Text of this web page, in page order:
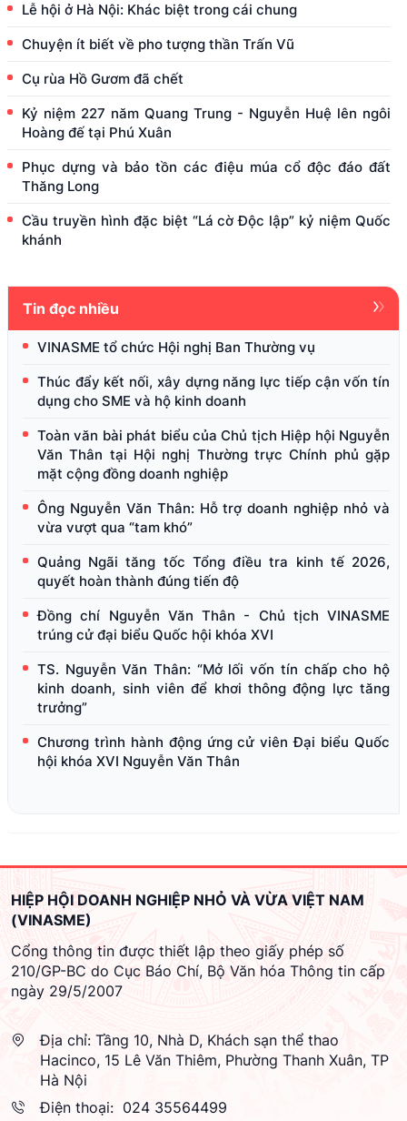
Lễ hội ở Hà Nội: Khác biệt trong cái chung
Chuyện ít biết về pho tượng thần Trấn Vũ
Cụ rùa Hồ Gươm đã chết
Kỷ niệm 227 năm Quang Trung - Nguyễn Huệ lên ngôi
Hoàng đế tại Phú Xuân
Phục dựng và bảo tồn các điệu múa cổ độc đáo đất
Thăng Long
Cầu truyền hình đặc biệt “Lá cờ Độc lập” kỷ niệm Quốc
khánh
Tin đọc nhiều
VINASME tổ chức Hội nghị Ban Thường vụ
Thúc đẩy kết nối, xây dựng năng lực tiếp cận vốn tín
dụng cho SME và hộ kinh doanh
Toàn văn bài phát biểu của Chủ tịch Hiệp hội Nguyễn
Văn Thân tại Hội nghị Thường trực Chính phủ gặp
mặt cộng đồng doanh nghiệp
Ông Nguyễn Văn Thân: Hỗ trợ doanh nghiệp nhỏ và
vừa vượt qua “tam khó”
Quảng Ngãi tăng tốc Tổng điều tra kinh tế 2026,
quyết hoàn thành đúng tiến độ
Đồng chí Nguyễn Văn Thân - Chủ tịch VINASME
trúng cử đại biểu Quốc hội khóa XVI
TS. Nguyễn Văn Thân: “Mở lối vốn tín chấp cho hộ
kinh doanh, sinh viên để khơi thông động lực tăng
trưởng”
Chương trình hành động ứng cử viên Đại biểu Quốc
hội khóa XVI Nguyễn Văn Thân
HIỆP HỘI DOANH NGHIỆP NHỎ VÀ VỪA VIỆT NAM
(VINASME)
Cổng thông tin được thiết lập theo giấy phép số
210/GP-BC do Cục Báo Chí, Bộ Văn hóa Thông tin cấp
ngày 29/5/2007
Địa chỉ: Tầng 10, Nhà D, Khách sạn thể thao
Hacinco, 15 Lê Văn Thiêm, Phường Thanh Xuân, TP
Hà Nội
Điện thoại: 024 35564499